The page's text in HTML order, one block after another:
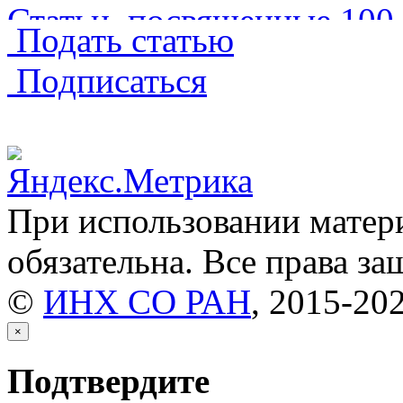
Статьи, посвященные
Структура
Краткие сообщения
Хроника (29)
Дискуссии (1)
Письма в редакцию
Подать статью
Подписаться
При использовании
обязательна. Все права
© ИНХ СО РАН, 2015-
×
Подтвердите